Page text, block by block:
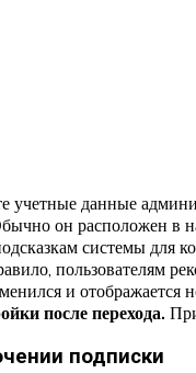
учетные данные
он расположен в
системы для
пользователям
и отображается
после перехода.
подписки